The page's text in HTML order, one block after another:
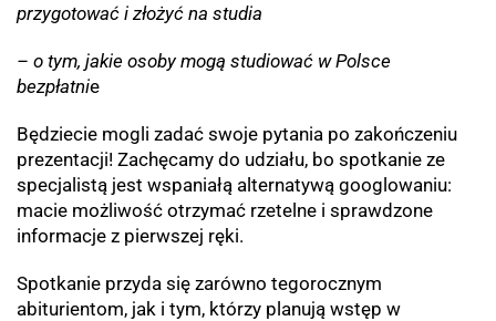
przygotować i złożyć na studia
– o tym, jakie osoby mogą studiować w Polsce
bezpłatnie
Będziecie mogli zadać swoje pytania po zakończeniu
prezentacji! Zachęcamy do udziału, bo spotkanie ze
specjalistą jest wspaniałą alternatywą googlowaniu:
macie możliwość otrzymać rzetelne i sprawdzone
informacje z pierwszej ręki.
Spotkanie przyda się zarówno tegorocznym
abiturientom, jak i tym, którzy planują wstęp w